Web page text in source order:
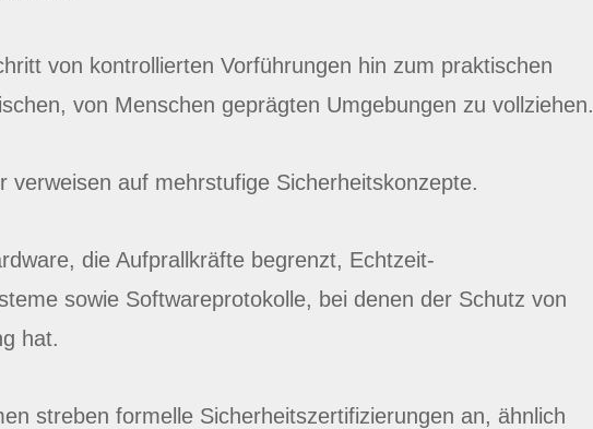
von kontrollierten Vorführungen hin zum praktischen
von Menschen geprägten Umgebungen zu vollziehen.
verweisen auf mehrstufige Sicherheitskonzepte.
die Aufprallkräfte begrenzt, Echtzeit-
sowie Softwareprotokolle, bei denen der Schutz von
hat.
streben formelle Sicherheitszertifizierungen an, ähnlich